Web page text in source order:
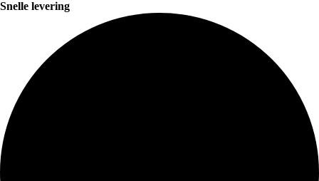
Snelle levering